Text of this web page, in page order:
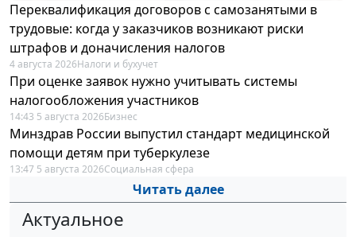
Переквалификация договоров с самозанятыми в
трудовые: когда у заказчиков возникают риски
штрафов и доначисления налогов
4 августа 2026Налоги и бухучет
При оценке заявок нужно учитывать системы
налогообложения участников
14:43 5 августа 2026Бизнес
Минздрав России выпустил стандарт медицинской
помощи детям при туберкулезе
13:47 5 августа 2026Социальная сфера
Читать далее
Актуальное